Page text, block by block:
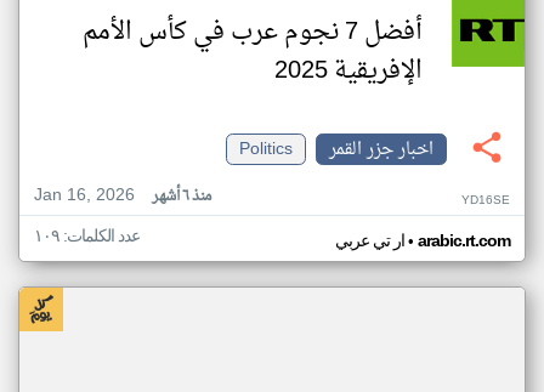
أفضل 7 نجوم عرب في كأس الأمم
الإفريقية 2025
اخبار جزر القمر
Politics
Jan 16, 2026
منذ ٦ أشهر YD16SE
ار تي عربي• arabic.rt.com عدد الكلمات: ١٠٩